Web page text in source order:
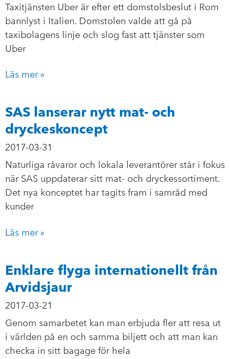
Taxitjänsten Uber är efter ett domstolsbeslut i Rom
bannlyst i Italien. Domstolen valde att gå på
taxibolagens linje och slog fast att tjänster som
Uber
Läs mer »
SAS lanserar nytt mat- och
dryckeskoncept
2017-03-31
Naturliga råvaror och lokala leverantörer står i fokus
när SAS uppdaterar sitt mat- och dryckessortiment.
Det nya konceptet har tagits fram i samråd med
kunder
Läs mer »
Enklare flyga internationellt från
Arvidsjaur
2017-03-21
Genom samarbetet kan man erbjuda fler att resa ut
i världen på en och samma biljett och att man kan
checka in sitt bagage för hela